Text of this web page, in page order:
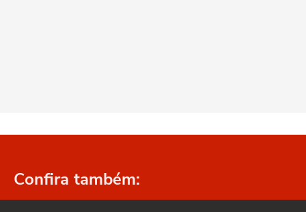
Confira também: